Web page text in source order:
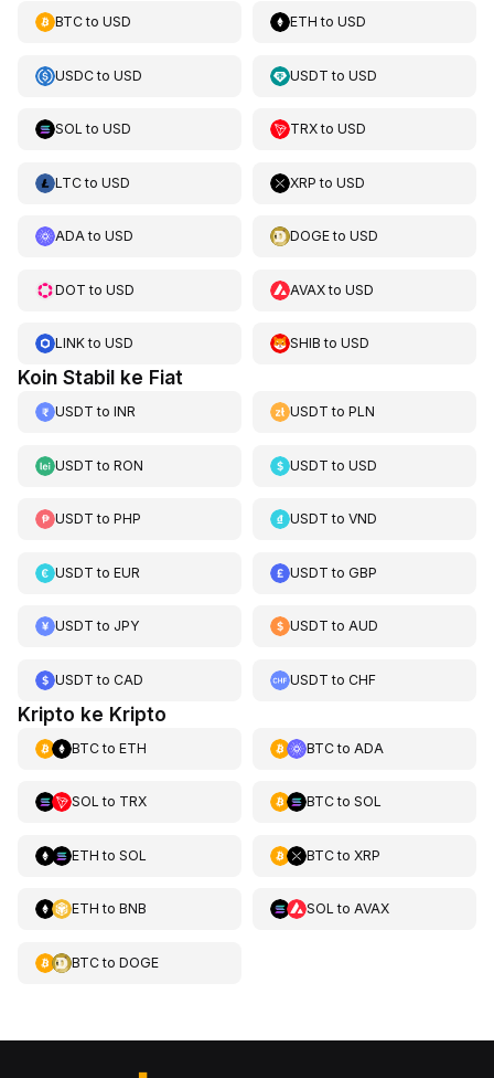
BTCto USD ETH toUSD
USDCto USD USDT toUSD
SOL to USD TRXtoUSD
LTCto USD XRP toUSD
ADAto USD DOGEtoUSD
DOT to USD AVAXtoUSD
LINKto USD SHIB toUSD
Koin Stabil ke Fiat
USDT to INR USDT toPLN
USDT to RON USDT toUSD
USDT to PHP USDT toVND
USDT to EUR USDT toGBP
USDT to JPY USDT toAUD
USDT to CAD USDT toCHF
Kripto ke Kripto
BTCto ETH BTCto ADA
SOL to TRX BTCto SOL
ETH to SOL BTCto XRP
ETH to BNB SOL to AVAX
BTCto DOGE